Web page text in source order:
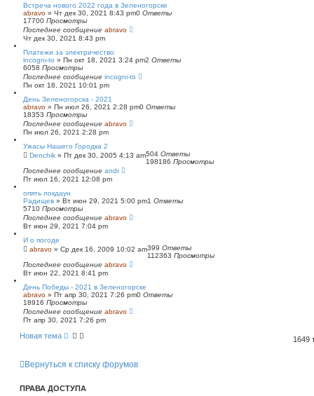
Встреча нового 2022 года в Зеленогорске
abravo » Чт дек 30, 2021 8:43 pm0 Ответы
17700 Просмотры
Последнее сообщение abravo
Чт дек 30, 2021 8:43 pm
Платежи за электричество
incogni-to » Пн окт 18, 2021 3:24 pm2 Ответы
6058 Просмотры
Последнее сообщение incogni-to
Пн окт 18, 2021 10:01 pm
День Зеленогорска - 2021
abravo » Пн июл 26, 2021 2:28 pm0 Ответы
18353 Просмотры
Последнее сообщение abravo
Пн июл 26, 2021 2:28 pm
Ужасы Нашего Городка 2
Denchik » Пт дек 30, 2005 4:13 am504 Ответы
198186 Просмотры
Последнее сообщение andr
Пт июл 16, 2021 12:08 pm
опять локдаун
Радищев » Вт июн 29, 2021 5:00 pm1 Ответы
5710 Просмотры
Последнее сообщение abravo
Вт июн 29, 2021 7:04 pm
И о погоде
abravo » Ср дек 16, 2009 10:02 am399 Ответы
112363 Просмотры
Последнее сообщение abravo
Вт июн 22, 2021 8:41 pm
День Победы - 2021 в Зеленогорске
abravo » Пт апр 30, 2021 7:26 pm0 Ответы
18916 Просмотры
Последнее сообщение abravo
Пт апр 30, 2021 7:26 pm
Новая тема 1649
Вернуться к списку форумов
ПРАВА ДОСТУПА